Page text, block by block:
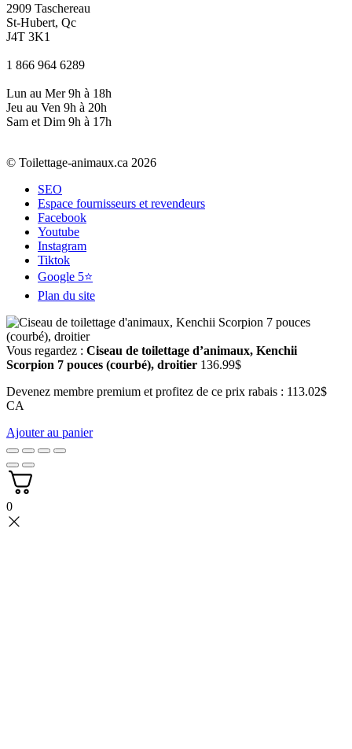
2909 Taschereau
St-Hubert, Qc
J4T 3K1
1 866 964 6289
Lun au Mer 9h à 18h
Jeu au Ven 9h à 20h
Sam et Dim 9h à 17h
© Toilettage-animaux.ca 2026
SEO
Espace fournisseurs et revendeurs
Facebook
Youtube
Instagram
Tiktok
Google 5⭐
Plan du site
Vous regardez : Ciseau de toilettage d’animaux, Kenchii
Scorpion 7 pouces (courbé), droitier 136.99$
Devenez membre premium et profitez de ce prix rabais : 113.02$
CA
Ajouter au panier
0